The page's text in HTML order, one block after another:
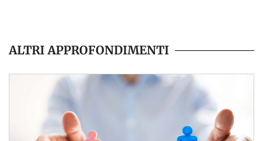
ALTRI APPROFONDIMENTI